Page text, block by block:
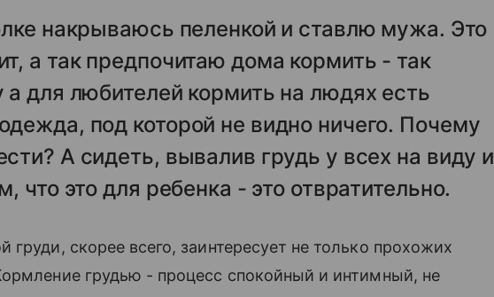
накрываюсь пеленкой и ставлю мужа. Это
а так предпочитаю дома кормить - так
а для любителей кормить на людях есть
под которой не видно ничего. Почему
А сидеть, вывалив грудь у всех на виду и
что это для ребенка - это отвратительно.
груди, скорее всего, заинтересует не только прохожих
грудью - процесс спокойный и интимный, не